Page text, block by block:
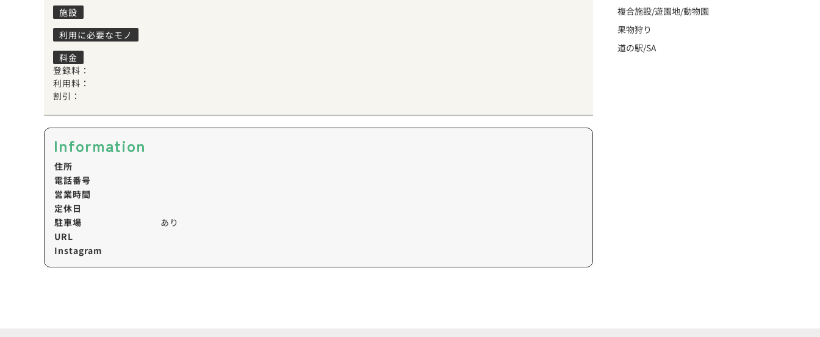
施設
利用に必要なモノ
料金
登録料：
利用料：
割引：
Information
住所
電話番号
営業時間
定休日
駐車場
あり
URL
Instagram
複合施設/遊園地/動物園
果物狩り
道の駅/SA